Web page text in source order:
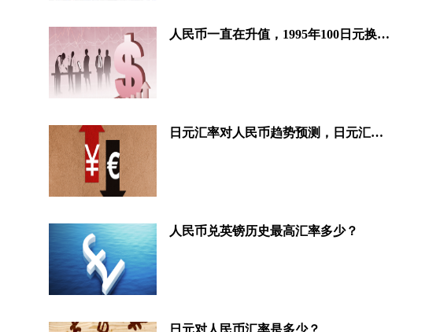
人民币一直在升值，1995年100日元换人民币10元，1美元兑换8.21元
日元汇率对人民币趋势预测，日元汇率对人民币多少？
人民币兑英镑历史最高汇率多少？
日元对人民币汇率是多少？